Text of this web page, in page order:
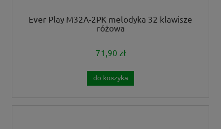
Ever Play M32A-2PK melodyka 32 klawisze
różowa
71,90 zł
do koszyka